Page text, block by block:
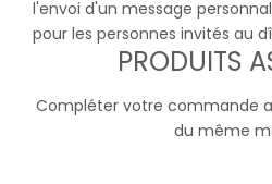
l'envoi d'un message
pour les personnes invités au
PRODUITS
Compléter votre commande
du même